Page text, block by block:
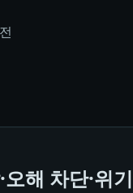
오해 차단·위